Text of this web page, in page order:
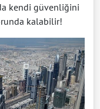
kendi güvenliğini
kalabilir!